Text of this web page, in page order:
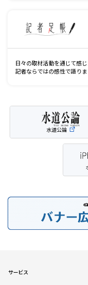
日々の取材活動を通じて感
記者ならではの感性で語りま
水道公論
サービス